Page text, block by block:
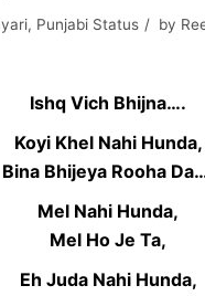
, Punjabi Status by
Ishq Vich Bhijna….
Koyi Khel Nahi Hunda,
Bina Bhijeya Rooha
Mel Nahi Hunda,
Mel Ho Je Ta,
Eh Juda Nahi Hunda,